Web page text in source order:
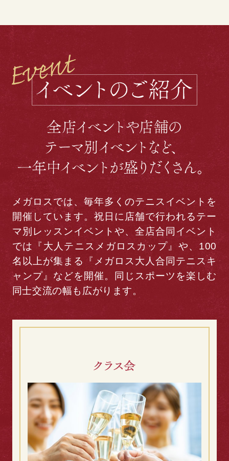
メガロスでは、毎年多くのテニスイベントを
開催しています。祝日に店舗で行われるテー
マ別レッスンイベントや、全店合同イベント
では『大人テニスメガロスカップ』や、100
名以上が集まる『メガロス大人合同テニスキ
ャンプ』などを開催。同じスポーツを楽しむ
同士交流の幅も広がります。